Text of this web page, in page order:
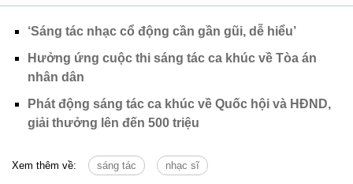
‘Sáng tác nhạc cổ động cần gần gũi, dễ hiểu’
Hưởng ứng cuộc thi sáng tác ca khúc về Tòa án
nhân dân
Phát động sáng tác ca khúc về Quốc hội và HĐND,
giải thưởng lên đến 500 triệu
Xem thêm về: sáng tác nhạc sĩ